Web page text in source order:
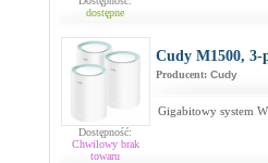
dostępne
Dostępność:
Chwilowy brak
towaru
Cudy M1500, 3-
Producent: Cudy
Gigabitowy system